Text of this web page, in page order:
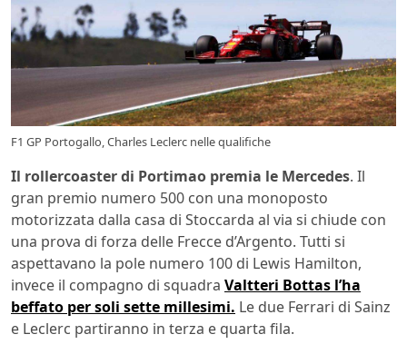
F1 GP Portogallo, Charles Leclerc nelle qualifiche
Il rollercoaster di Portimao premia le Mercedes. Il
gran premio numero 500 con una monoposto
motorizzata dalla casa di Stoccarda al via si chiude con
una prova di forza delle Frecce d’Argento. Tutti si
aspettavano la pole numero 100 di Lewis Hamilton,
invece il compagno di squadra Valtteri Bottas l’ha
beffato per soli sette millesimi. Le due Ferrari di Sainz
e Leclerc partiranno in terza e quarta fila.